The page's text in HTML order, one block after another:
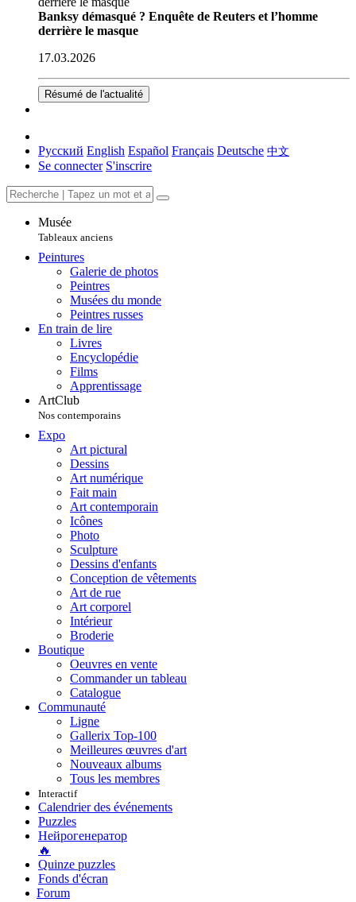
Banksy démasqué ? Enquête de Reuters et l’homme
derrière le masque
17.03.2026
Résumé de l'actualité
Русский English Español Français Deutsche 中文
Se connecter S'inscrire
Musée
Tableaux anciens
Peintures
Galerie de photos
Peintres
Musées du monde
Peintres russes
En train de lire
Livres
Encyclopédie
Films
Apprentissage
ArtClub
Nos contemporains
Expo
Art pictural
Dessins
Art numérique
Fait main
Art contemporain
Icônes
Photo
Sculpture
Dessins d'enfants
Conception de vêtements
Art de rue
Art corporel
Intérieur
Broderie
Boutique
Oeuvres en vente
Commander un tableau
Catalogue
Communauté
Ligne
Gallerix Top-100
Meilleures œuvres d'art
Nouveaux albums
Tous les membres
Interactif
Calendrier des événements
Puzzles
Нейрогенератор
🔥
Quinze puzzles
Fonds d'écran
Forum